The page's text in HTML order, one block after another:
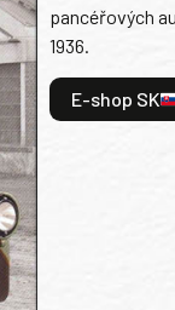
pancéřových
1936.
E-shop SK